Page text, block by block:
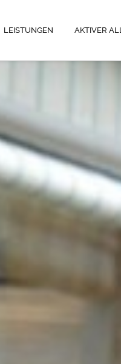
LEISTUNGEN AKTIVER